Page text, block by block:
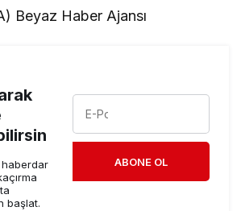
Beyaz Haber Ajansı
başlat.
ABONE OL